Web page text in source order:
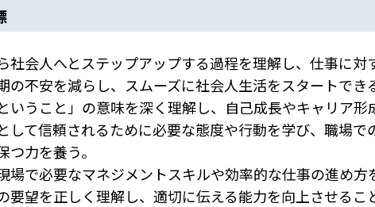
社会人へとステップアップする過程を理解し、仕事に対
の不安を減らし、スムーズに社会人生活をスタートでき
いうこと」の意味を深く理解し、自己成長やキャリア形
して信頼されるために必要な態度や行動を学び、職場
力を養う。
場で必要なマネジメントスキルや効率的な仕事の進め方
要望を正しく理解し、適切に伝える能力を向上させるこ